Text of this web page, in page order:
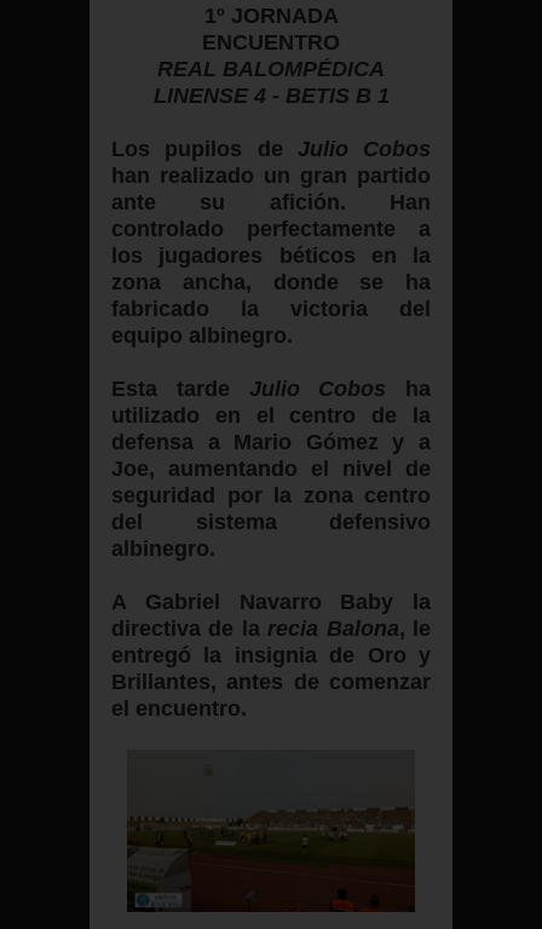
1º JORNADA
ENCUENTRO
REAL BALOMPÉDICA
LINENSE 4 - BETIS B 1
Los pupilos de Julio Cobos
han realizado un gran partido
ante su afición. Han
controlado perfectamente a
los jugadores béticos en la
zona ancha, donde se ha
fabricado la victoria del
equipo albinegro.
Esta tarde Julio Cobos ha
utilizado en el centro de la
defensa a Mario Gómez y a
Joe, aumentando el nivel de
seguridad por la zona centro
del sistema defensivo
albinegro.
A Gabriel Navarro Baby la
directiva de la recia Balona, le
entregó la insignia de Oro y
Brillantes, antes de comenzar
el encuentro.